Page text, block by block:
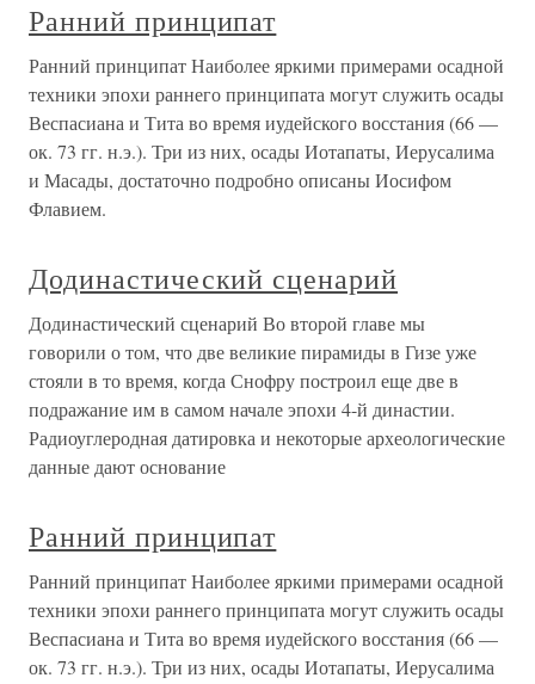
Ранний принципат
Ранний принципат Наиболее яркими примерами осадной
техники эпохи раннего принципата могут служить осады
Веспасиана и Тита во время иудейского восстания (66 —
ок. 73 гг. н.э.). Три из них, осады Иотапаты, Иерусалима
и Масады, достаточно подробно описаны Иосифом
Флавием.
Додинастический сценарий
Додинастический сценарий Во второй главе мы
говорили о том, что две великие пирамиды в Гизе уже
стояли в то время, когда Снофру построил еще две в
подражание им в самом начале эпохи 4-й династии.
Радиоуглеродная датировка и некоторые археологические
данные дают основание
Ранний принципат
Ранний принципат Наиболее яркими примерами осадной
техники эпохи раннего принципата могут служить осады
Веспасиана и Тита во время иудейского восстания (66 —
ок. 73 гг. н.э.). Три из них, осады Иотапаты, Иерусалима